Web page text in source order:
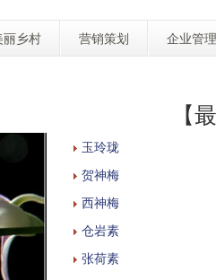
丽乡村 营销策划 企业管理
【
玉玲珑
贺神梅
西神梅
仓岩素
张荷素